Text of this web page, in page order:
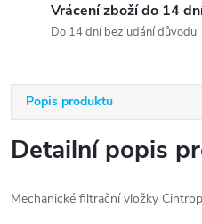
Vrácení zboží do 14
Do 14 dní bez udání důvodu
Popis produktu
Detailní popis
Mechanické filtrační vložky